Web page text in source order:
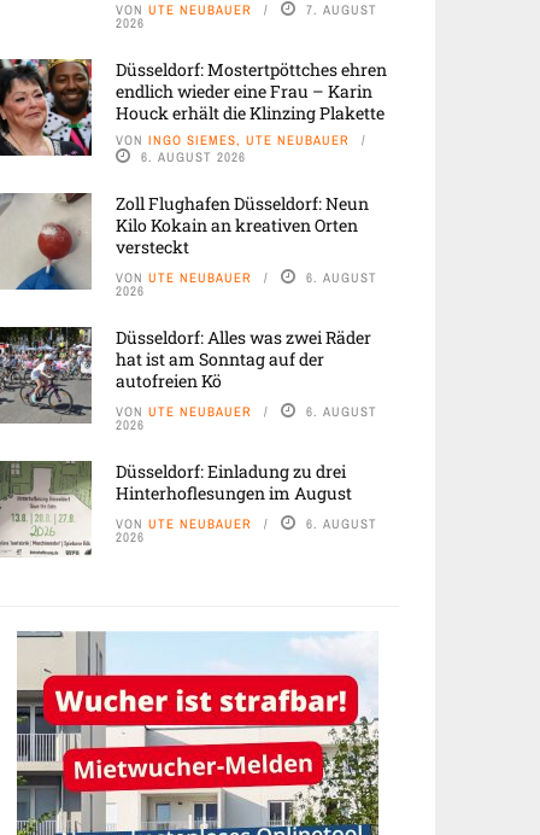
VON UTE NEUBAUER 7. AUGUST
2026
Düsseldorf: Mostertpöttches ehren
endlich wieder eine Frau – Karin
Houck erhält die Klinzing Plakette
VON INGO SIEMES, UTE NEUBAUER
6. AUGUST 2026
Zoll Flughafen Düsseldorf: Neun
Kilo Kokain an kreativen Orten
versteckt
VON UTE NEUBAUER 6. AUGUST
2026
Düsseldorf: Alles was zwei Räder
hat ist am Sonntag auf der
autofreien Kö
VON UTE NEUBAUER 6. AUGUST
2026
Düsseldorf: Einladung zu drei
Hinterhoflesungen im August
VON UTE NEUBAUER 6. AUGUST
2026